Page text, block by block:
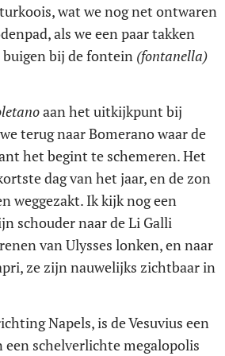
wat we nog net ontwaren
als we een paar takken
bij de fontein (fontanella)
aan het uitkijkpunt bij
terug naar Bomerano waar de
het begint te schemeren. Het
dag van het jaar, en de zon
weggezakt. Ik kijk nog een
schouder naar de Li Galli
van Ulysses lonken, en naar
ze zijn nauwelijks zichtbaar in
Napels, is de Vesuvius een
schelverlichte megalopolis